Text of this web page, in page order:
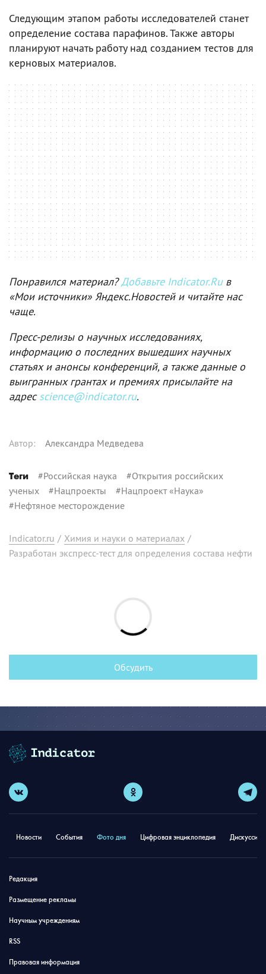
Следующим этапом работы исследователей станет
определение состава парафинов. Также авторы
планируют начать работу над созданием тестов для
керновых материалов.
Понравился материал?Добавьте Indicator.Ruв
«Мои источники» Яндекс.Новостей и читайте нас
чаще.
Пресс-релизы о научных исследованиях,
информацию о последних вышедших научных
статьях и анонсы конференций, а также данные о
выигранных грантах и премиях присылайте на
адресscience@indicator.ru.
Автор: Александра Медведева
Теги #Российская наука #Открытия российских
ученых #Нацпроекты #Нацпроект «Наука»
#Нефтяное месторождение
Indicator.ru / Химия и науки о материалах /
Разработан экспресс-тест для определения состава нефти
Обсудить
Новости События Фото дня Цифровая энциклопедия
Редакция
Размещение рекламы
Научным учреждениям
RSS
Правовая информация